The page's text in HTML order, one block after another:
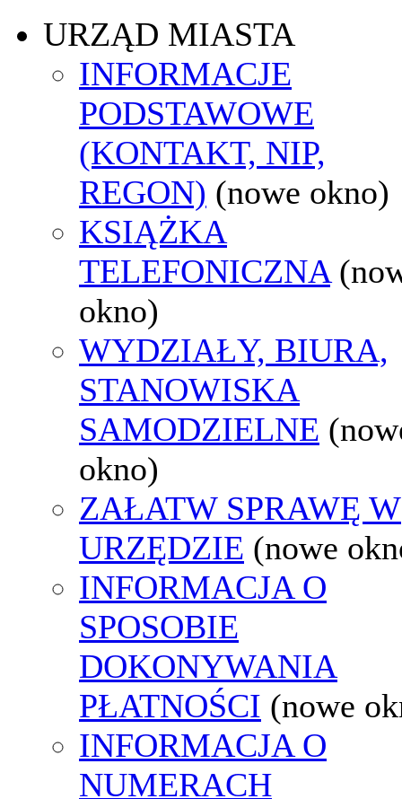
URZĄD MIASTA
INFORMACJE
PODSTAWOWE
(KONTAKT, NIP,
REGON) (nowe okno)
KSIĄŻKA
TELEFONICZNA
okno)
WYDZIAŁY, BIURA,
STANOWISKA
SAMODZIELNE
okno)
ZAŁATW SPRAWĘ W
URZĘDZIE (nowe
INFORMACJA O
SPOSOBIE
DOKONYWANIA
PŁATNOŚCI (nowe
INFORMACJA O
NUMERACH